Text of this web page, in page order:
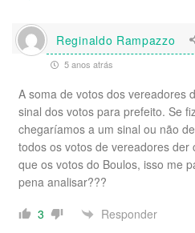
Reginaldo Rampazzo
5 anos atrás
A soma de votos dos vereadores
sinal dos votos para prefeito. Se
chegaríamos a um sinal ou não
todos os votos de vereadores
que os votos do Boulos, isso me
pena analisar???
3
Responder